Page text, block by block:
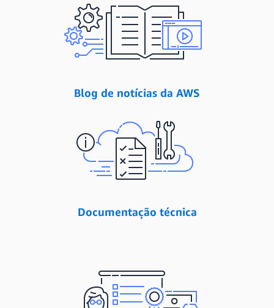
Blog de notícias da AWS
Documentação técnica